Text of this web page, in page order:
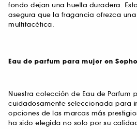
fondo dejan una huella duradera.
asegura que la fragancia ofrezca
multifacética.
Eau de parfum para mujer en
Nuestra colección de Eau de Parfum
cuidadosamente seleccionada para
opciones de las marcas más
ha sido elegida no solo por su